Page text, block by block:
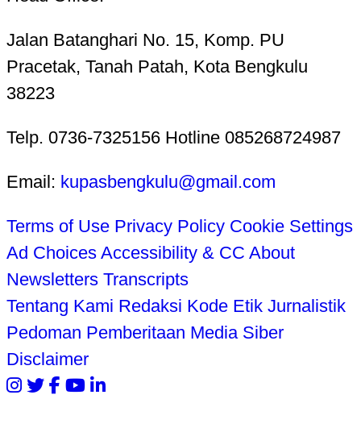
Jalan Batanghari No. 15, Komp. PU
Pracetak, Tanah Patah, Kota Bengkulu
38223
Telp. 0736-7325156 Hotline 085268724987
Email: kupasbengkulu@gmail.com
Terms of Use Privacy Policy Cookie Settings
Ad Choices Accessibility & CC About
Newsletters Transcripts
Tentang Kami Redaksi Kode Etik Jurnalistik
Pedoman Pemberitaan Media Siber
Disclaimer